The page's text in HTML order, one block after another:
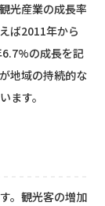
光産業の成長率
ば2011年から
の成長を記
地域の持続的な
ます。
。観光客の増加